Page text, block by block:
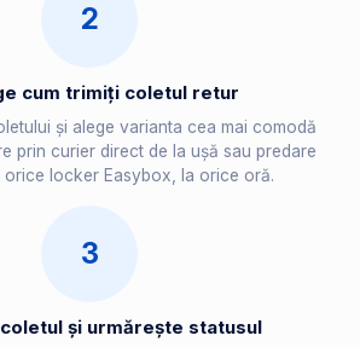
2
cum trimiți coletul retur
și alege varianta cea mai comodă
prin curier direct de la ușă sau predare
orice locker Easybox, la orice oră.
3
și urmărește statusul